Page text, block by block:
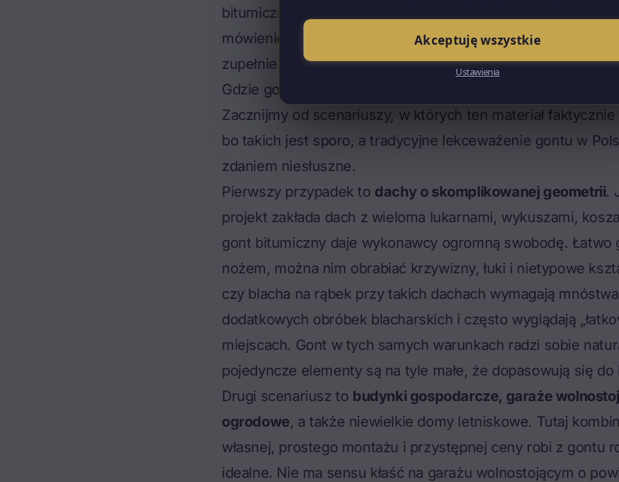
bitumicznych" jako o jednej kategorii jest mniej więcej tak
mówienie o „dachówkach" w ogóle – pod jedną nazwą kryją
zupełnie innych parametrach.
Gdzie gont bitumiczny ma sens
Zacznijmy od scenariuszy, w których ten materiał
bo takich jest sporo, a tradycyjne lekceważenie gontu w
zdaniem niesłuszne.
Pierwszy przypadek to dachy o skomplikowanej geometrii.
projekt zakłada dach z wieloma lukarnami, wykuszami,
gont bitumiczny daje wykonawcy ogromną swobodę. Łatwo
nożem, można nim obrabiać krzywizny, łuki i nietypowe
czy blacha na rąbek przy takich dachach wymagają
dodatkowych obróbek blacharskich i często wyglądają
miejscach. Gont w tych samych warunkach radzi sobie
pojedyncze elementy są na tyle małe, że dopasowują się do
Drugi scenariusz to budynki gospodarcze, garaże
ogrodowe, a także niewielkie domy letniskowe. Tutaj
własnej, prostego montażu i przystępnej ceny robi z gontu
idealne. Nie ma sensu kłaść na garażu wolnostojącym o
Akceptuję wszystkie
Ustawienia